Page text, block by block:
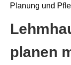
Planung und
planen